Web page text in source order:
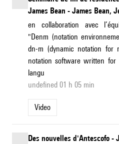
James Bean - James Bean,
en collaboration avec
"Denm (notation
dn-m (dynamic notation for
notation software written
langu
undefined 01 h 05 min
Video
Des nouvelles d'Antescofo -